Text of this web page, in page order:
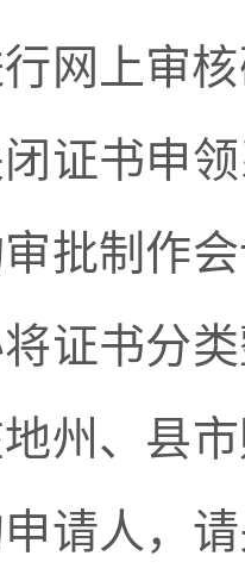
行网上审
证书申
批制作
证书分
州、县
请人，